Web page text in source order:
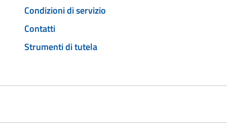
Condizioni di servizio
Contatti
Strumenti di tutela